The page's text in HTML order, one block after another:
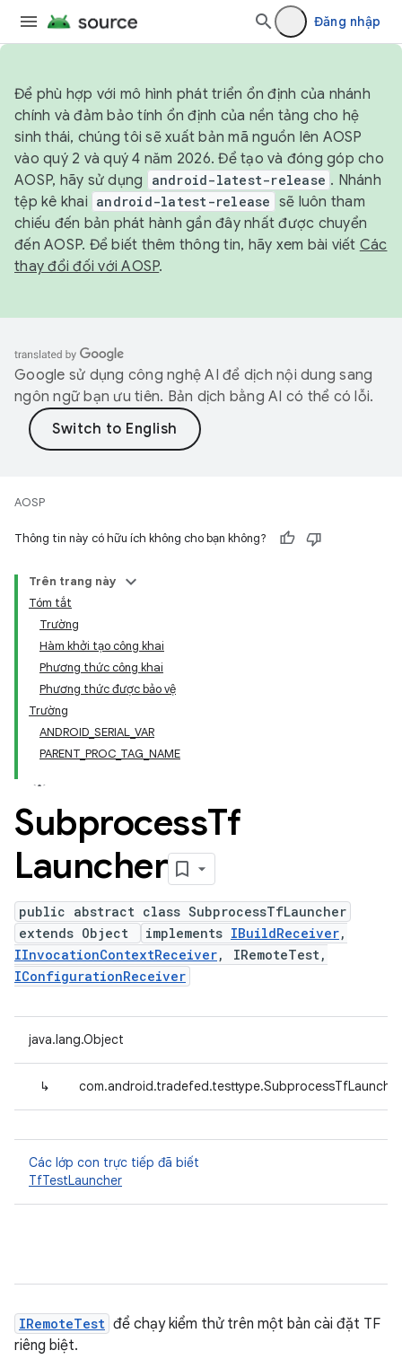
Đăng nhập
Để phù hợp với mô hình phát triển ổn định của nhánh
chính và đảm bảo tính ổn định của nền tảng cho hệ
sinh thái, chúng tôi sẽ xuất bản mã nguồn lên AOSP
vào quý 2 và quý 4 năm 2026. Để tạo và đóng góp cho
AOSP, hãy sử dụng
android-latest-release . Nhánh
tệp kê khai android-latest-release sẽ luôn tham
chiếu đến bản phát hành gần đây nhất được chuyển
đến AOSP. Để biết thêm thông tin, hãy xem bài viết Các
thay đổi đối với AOSP.
Google sử dụng công nghệ AI để dịch nội dung sang
ngôn ngữ bạn ưu tiên. Bản dịch bằng AI có thể có lỗi.
AOSP
Thông tin này có hữu ích không cho bạn không?
Trên trang này
Tóm tắt
Trường
Hàm khởi tạo công khai
Phương thức công khai
Phương thức được bảo vệ
Trường
ANDROID_SERIAL_VAR
PARENT_PROC_TAG_NAME
SubprocessTf
Launcher
public abstract class SubprocessTfLauncher
extends Object
implements IBuildReceiver,
IInvocationContextReceiver, IRemoteTest,
IConfigurationReceiver
java.lang.Object
↳ com.android.tradefed.testtype.SubprocessTfLauncher
Các lớp con trực tiếp đã biết
TfTestLauncher
IRemoteTest để chạy kiểm thử trên một bản cài đặt TF
riêng biệt.